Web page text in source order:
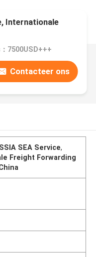
Internationale
7500USD+++
Contacteer ons
SEA Service,
Freight Forwarding